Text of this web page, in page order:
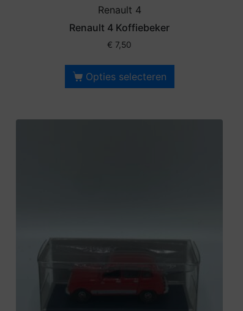
Renault 4
Renault 4 Koffiebeker
€ 7,50
Opties selecteren